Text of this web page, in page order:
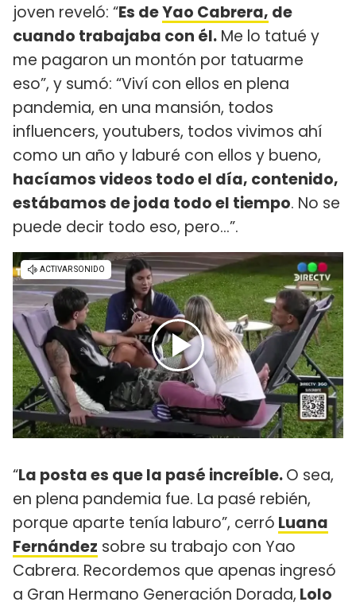
joven reveló: “Es deYao Cabrera, de
cuando trabajaba con él. Me lo tatué y
me pagaron un montón por tatuarme
eso”, y sumó: “Viví con ellos en plena
pandemia, en una mansión, todos
influencers, youtubers, todos vivimos ahí
como un año y laburé con ellos y bueno,
hacíamos videos todo el día, contenido,
estábamos de joda todo el tiempo. No se
puede decir todo eso, pero...”.
“La posta es que la pasé increíble.O sea,
en plena pandemia fue. La pasé rebién,
porque aparte tenía laburo”, cerró Luana
Fernández sobre su trabajo con Yao
Cabrera. Recordemos que apenas ingresó
a Gran Hermano Generación Dorada, Lolo